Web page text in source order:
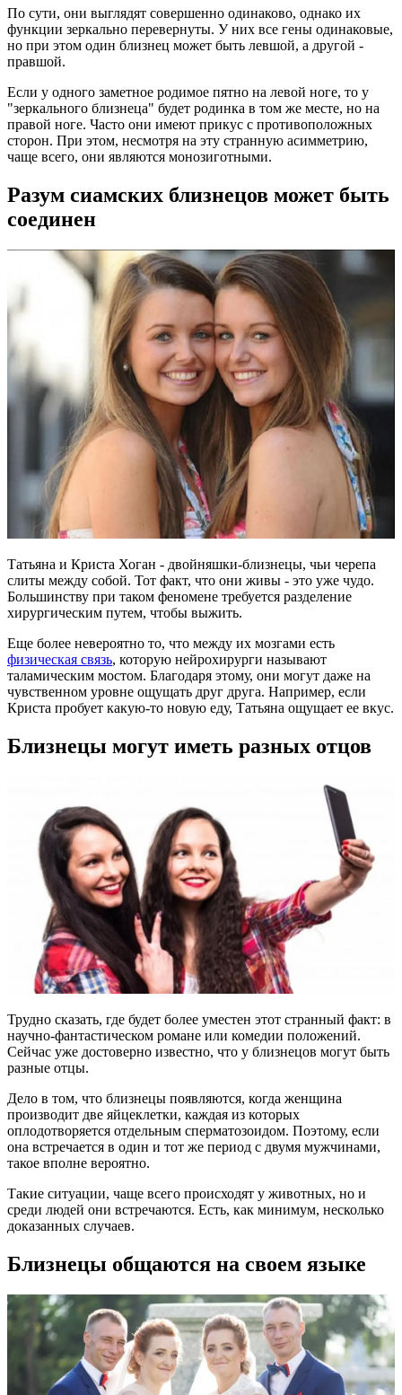
По сути, они выглядят совершенно одинаково, однако их
функции зеркально перевернуты. У них все гены одинаковые,
но при этом один близнец может быть левшой, а другой -
правшой.
Если у одного заметное родимое пятно на левой ноге, то у
"зеркального близнеца" будет родинка в том же месте, но на
правой ноге. Часто они имеют прикус с противоположных
сторон. При этом, несмотря на эту странную асимметрию,
чаще всего, они являются монозиготными.
Разум сиамских близнецов может быть
соединен
Татьяна и Криста Хоган - двойняшки-близнецы, чьи черепа
слиты между собой. Тот факт, что они живы - это уже чудо.
Большинству при таком феномене требуется разделение
хирургическим путем, чтобы выжить.
Еще более невероятно то, что между их мозгами есть
физическая связь, которую нейрохирурги называют
таламическим мостом. Благодаря этому, они могут даже на
чувственном уровне ощущать друг друга. Например, если
Криста пробует какую-то новую еду, Татьяна ощущает ее вкус.
Близнецы могут иметь разных отцов
Трудно сказать, где будет более уместен этот странный факт: в
научно-фантастическом романе или комедии положений.
Сейчас уже достоверно известно, что у близнецов могут быть
разные отцы.
Дело в том, что близнецы появляются, когда женщина
производит две яйцеклетки, каждая из которых
оплодотворяется отдельным сперматозоидом. Поэтому, если
она встречается в один и тот же период с двумя мужчинами,
такое вполне вероятно.
Такие ситуации, чаще всего происходят у животных, но и
среди людей они встречаются. Есть, как минимум, несколько
доказанных случаев.
Близнецы общаются на своем языке